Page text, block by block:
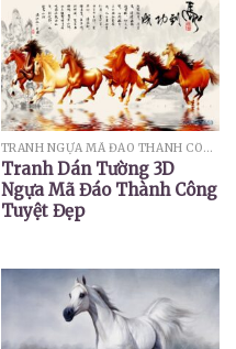
TRANH NGỰA MÃ ĐÁO THÀNH CÔNG
Tranh Dán Tường 3D
Ngựa Mã Đáo Thành Công
Tuyệt Đẹp